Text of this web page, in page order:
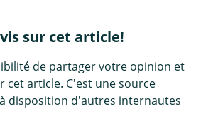
sur cet article!
de partager votre opinion et
cet article. C'est une source
disposition d'autres internautes